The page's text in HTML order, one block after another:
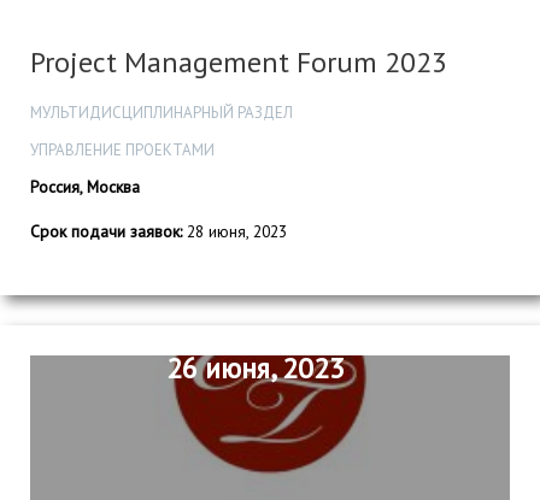
Project Management Forum 2023
МУЛЬТИДИСЦИПЛИНАРНЫЙ РАЗДЕЛ
УПРАВЛЕНИЕ ПРОЕКТАМИ
Россия, Москва
Срок подачи заявок:28 июня, 2023
26 июня, 2023